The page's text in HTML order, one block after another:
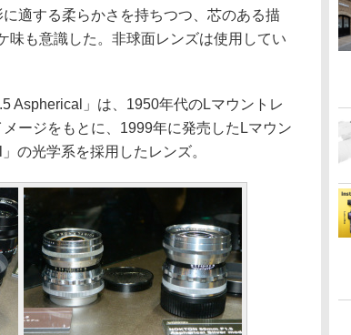
適する柔らかさを持ちつつ、芯のある描
味も意識した。非球面レンズは使用してい
Aspherical」は、1950年代のLマウントレ
ージをもとに、1999年に発売したLマウン
の光学系を採用したレンズ。